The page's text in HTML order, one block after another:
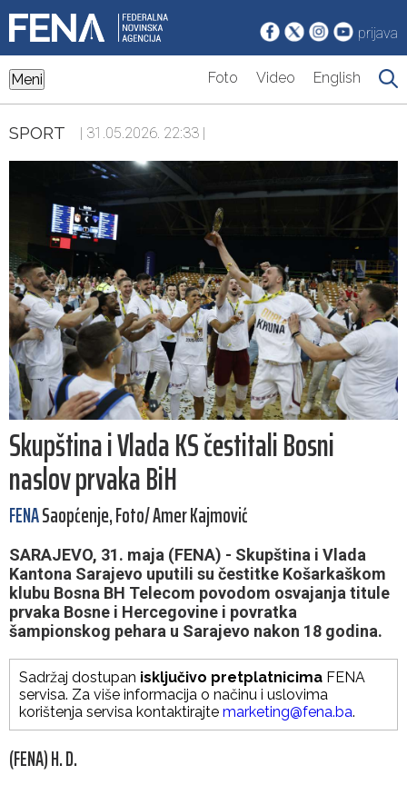
prijava
Meni Foto Video English
SPORT | 31.05.2026. 22:33 |
Skupština i Vlada KS čestitali Bosni
naslov prvaka BiH
FENASaopćenje, Foto/ Amer Kajmović
SARAJEVO, 31. maja (FENA) - Skupština i Vlada
Kantona Sarajevo uputili su čestitke Košarkaškom
klubu Bosna BH Telecom povodom osvajanja titule
prvaka Bosne i Hercegovine i povratka
šampionskog pehara u Sarajevo nakon 18 godina.
Sadržaj dostupan isključivo pretplatnicima FENA
servisa. Za više informacija o načinu i uslovima
korištenja servisa kontaktirajte marketing@fena.ba.
(FENA) H. D.